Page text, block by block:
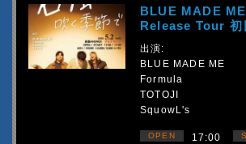
BLUE MADE
Release Tour 初
出演:
BLUE MADE ME
Formula
TOTOJI
SquowL's
OPEN 17:00